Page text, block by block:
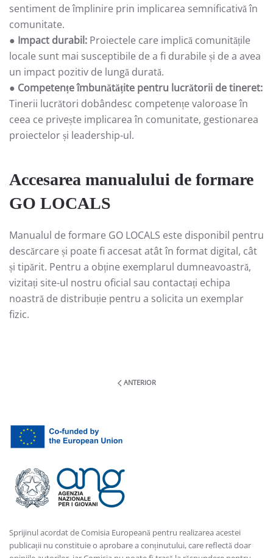
sentiment de împlinire prin implicarea semnificativă în
comunitate.
● Impact durabil: Proiectele care implică comunitățile
locale sunt mai susceptibile de a fi durabile și de a avea
un impact pozitiv de lungă durată.
● Competențe îmbunătățite pentru lucrătorii de tineret:
Tinerii lucrători dobândesc competențe valoroase în
ceea ce privește implicarea în comunitate, gestionarea
proiectelor și leadership-ul.
Accesarea manualului de formare
GO LOCALS
Manualul de formare GO LOCALS este disponibil pentru
descărcare și poate fi accesat atât în format digital, cât
și tipărit. Pentru a obține exemplarul dumneavoastră,
vizitați site-ul nostru oficial sau contactați echipa
noastră de distribuție pentru a solicita un exemplar
fizic.
ANTERIOR
Sprijinul acordat de Comisia Europeană pentru realizarea acestei
publicații nu constituie o aprobare a conținutului, care reflectă doar